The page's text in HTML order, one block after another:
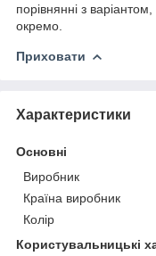
порівнянні з
окремо.
Приховати
Характеристики
Основні
Виробник
Країна виробник
Колір
Користувальницькі